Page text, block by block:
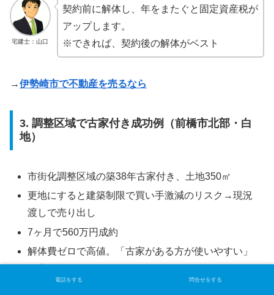
宅建士：山口
契約前に解体し、年をまたぐと固定資産税が
アップします。
※できれば、契約後の解体がベスト
→伊勢崎市で不動産を売るなら
3. 調整区域で古家付き成功例（前橋市北部・白
地）
市街化調整区域の築38年古家付き、土地350㎡
更地にすると建築制限で買い手激減のリスク→現況
渡しで売り出し
7ヶ月で560万円成約
解体費ゼロで高値。「古家がある方が使いやすい」
電話をする 問合せをする